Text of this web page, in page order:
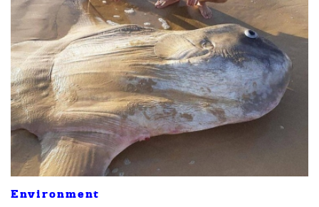
Environment
ค้นหา
SHARE TWEET LINE EMAIL